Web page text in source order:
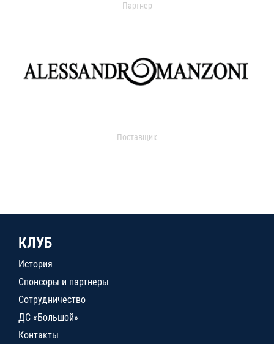
Партнер
Поставщик
КЛУБ
История
Спонсоры и партнеры
Сотрудничество
ДС «Большой»
Контакты